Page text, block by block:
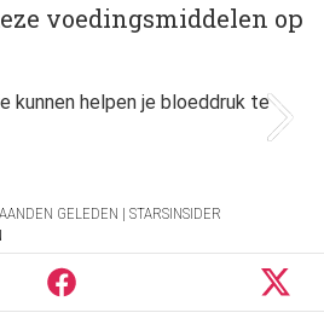
voedingsmiddelen op
GELEDEN | STARSINSIDER